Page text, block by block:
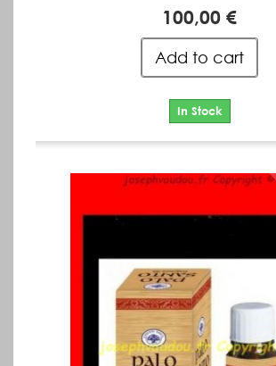
100,00 €
Add to cart
In Stock